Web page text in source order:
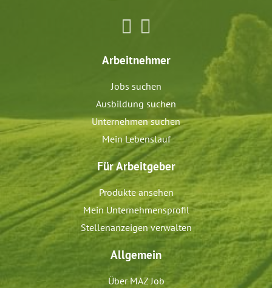
Arbeitnehmer
Jobs suchen
Ausbildung suchen
Unternehmen suchen
Mein Lebenslauf
Für Arbeitgeber
Produkte ansehen
Mein Unternehmensprofil
Stellenanzeigen verwalten
Allgemein
Über MAZ Job